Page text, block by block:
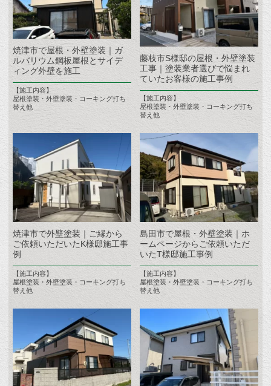
焼津市で屋根・外壁塗装｜ガ
ルバリウム鋼板屋根とサイデ
ィング外壁を施工
【施工内容】
屋根塗装・外壁塗装・コーキング打ち
替え他
藤枝市S様邸の屋根・外壁塗装
工事｜塗装業者選びで悩まれ
ていたお客様の施工事例
【施工内容】
屋根塗装・外壁塗装・コーキング打ち
替え他
焼津市で外壁塗装｜ご縁から
ご依頼いただいたK様邸施工事
例
【施工内容】
屋根塗装・外壁塗装・コーキング打ち
替え他
島田市で屋根・外壁塗装｜ホ
ームページからご依頼いただ
いたT様邸施工事例
【施工内容】
屋根塗装・外壁塗装・コーキング打ち
替え他